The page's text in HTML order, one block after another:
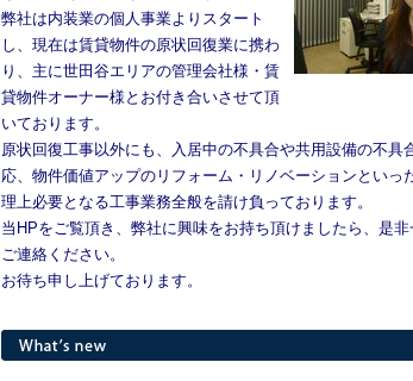
弊社は内装業の個人事業よりスタート
し、現在は賃貸物件の原状回復業に携わ
り、主に世田谷エリアの管理会社様・賃
貸物件オーナー様とお付き合いさせて頂
いております。
原状回復工事以外にも、入居中の不具合や共用設備の不具
応、物件価値アップのリフォーム・リノベーションといっ
理上必要となる工事業務全般を請け負っております。
当HPをご覧頂き、弊社に興味をお持ち頂けましたら、是
ご連絡ください。
お待ち申し上げております。